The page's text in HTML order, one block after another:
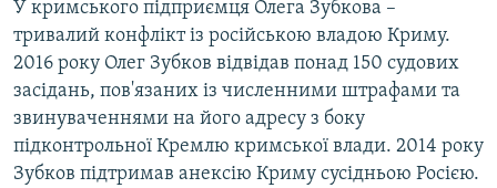
У кримського підприємця Олега Зубкова –
тривалий конфлікт із російською владою Криму.
2016 року Олег Зубков відвідав понад 150 судових
засідань, пов'язаних із численними штрафами та
звинуваченнями на його адресу з боку
підконтрольної Кремлю кримської влади. 2014 року
Зубков підтримав анексію Криму сусідньою Росією.